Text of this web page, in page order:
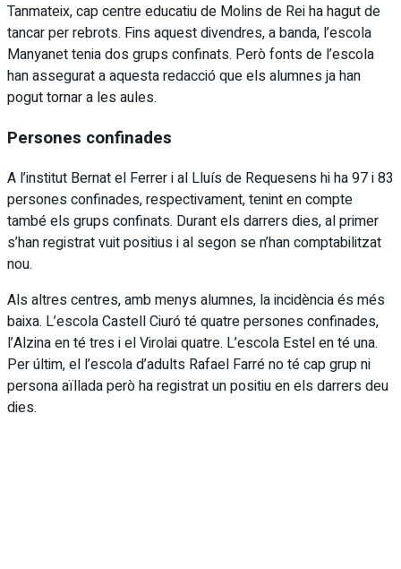
Tanmateix, cap centre educatiu de Molins de Rei ha hagut de
tancar per rebrots. Fins aquest divendres, a banda, l’escola
Manyanet tenia dos grups confinats. Però fonts de l’escola
han assegurat a aquesta redacció que els alumnes ja han
pogut tornar a les aules.
Persones confinades
A l’institut Bernat el Ferrer i al Lluís de Requesens hi ha 97 i 83
persones confinades, respectivament, tenint en compte
també els grups confinats. Durant els darrers dies, al primer
s’han registrat vuit positius i al segon se n’han comptabilitzat
nou.
Als altres centres, amb menys alumnes, la incidència és més
baixa. L’escola Castell Ciuró té quatre persones confinades,
l’Alzina en té tres i el Virolai quatre. L’escola Estel en té una.
Per últim, el l’escola d’adults Rafael Farré no té cap grup ni
persona aïllada però ha registrat un positiu en els darrers deu
dies.